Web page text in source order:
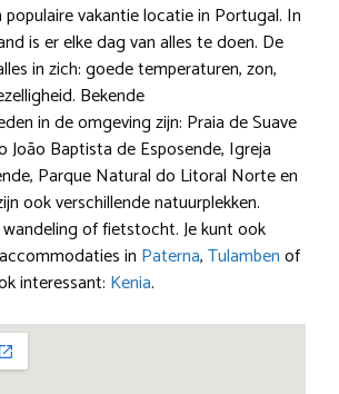
populaire vakantie locatie in Portugal. In
is er elke dag van alles te doen. De
in zich: goede temperaturen, zon,
Bekende
in de omgeving zijn: Praia de Suave
João Baptista de Esposende, Igreja
Parque Natural do Litoral Norte en
ook verschillende natuurplekken.
of fietstocht. Je kunt ook
in Paterna,Tulambenof
interessant: Kenia.